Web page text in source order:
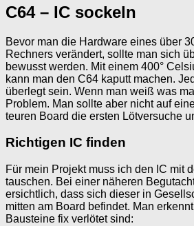
C64 – IC sockeln
Bevor man die Hardware eines über
Rechners verändert, sollte man sich
bewusst werden. Mit einem 400°
kann man den C64 kaputt machen.
überlegt sein. Wenn man weiß was
Problem. Man sollte aber nicht auf
teuren Board die ersten Lötversuche
Richtigen IC finden
Für mein Projekt muss ich den IC mit
tauschen. Bei einer näheren
ersichtlich, dass sich dieser in
mitten am Board befindet. Man
Bausteine fix verlötet sind: